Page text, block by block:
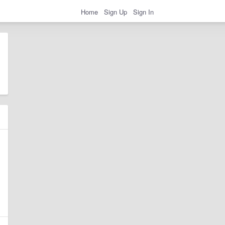
Home Sign Up Sign In